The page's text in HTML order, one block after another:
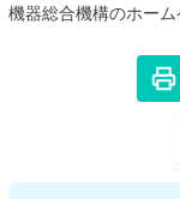
機器総合機構のホーム